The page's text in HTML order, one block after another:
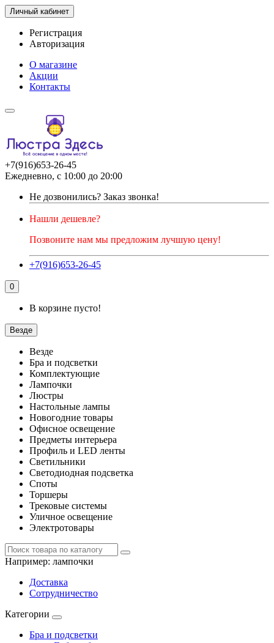
Личный кабинет
Регистрация
Авторизация
О магазине
Акции
Контакты
+7(916)653-26-45
Ежедневно, с 10:00 до 20:00
Не дозвонились? Заказ звонка!
Нашли дешевле?
Позвоните нам мы предложим лучшую цену!
+7(916)653-26-45
0
В корзине пусто!
Везде
Везде
Бра и подсветки
Комплектующие
Лампочки
Люстры
Настольные лампы
Новогодние товары
Офисное освещение
Предметы интерьера
Профиль и LED ленты
Светильники
Светодиодная подсветка
Споты
Торшеры
Трековые системы
Уличное освещение
Электротовары
Например: лампочки
Доставка
Сотрудничество
Категории
Бра и подсветки